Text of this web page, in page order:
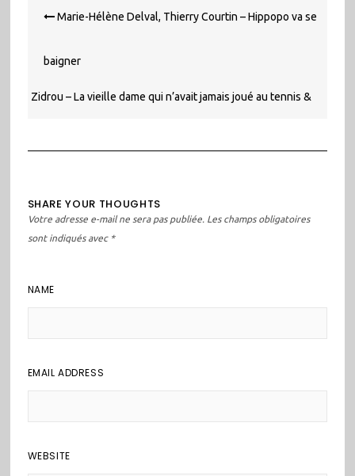
de Marie-Hélène Delval, Thierry Courtin – Hippopo va se
baigner
Zidrou – La vieille dame qui n’avait jamais joué au tennis &
SHARE YOUR THOUGHTS
Votre adresse e-mail ne sera pas publiée. Les champs obligatoires
sont indiqués avec *
NAME
EMAIL ADDRESS
WEBSITE